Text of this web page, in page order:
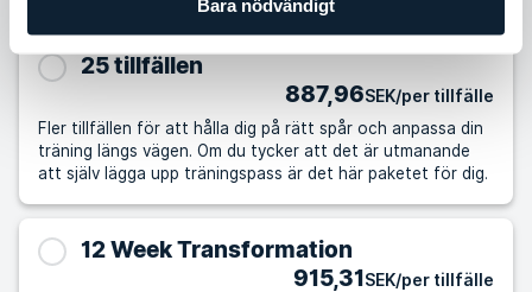
Bara nödvändigt
25 tillfällen
887,96SEK/per tillfälle
Fler tillfällen för att hålla dig på rätt spår och anpassa din
träning längs vägen. Om du tycker att det är utmanande
att själv lägga upp träningspass är det här paketet för dig.
12 Week Transformation
915,31SEK/per tillfälle